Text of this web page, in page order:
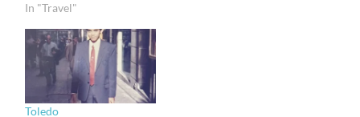
In "Travel"
Toledo